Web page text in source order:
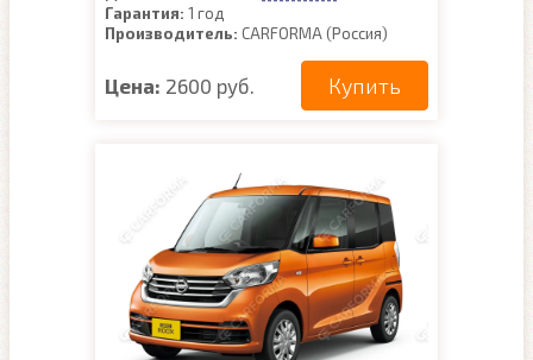
Гарантия: 1 год
Производитель: CARFORMA (Россия)
Цена: 2600 руб. Купить